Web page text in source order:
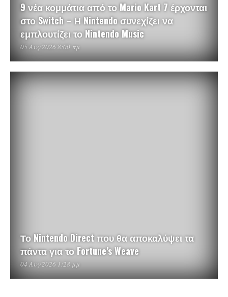
9 νέα κομμάτια από το Mario Kart 7 έρχονται
στο Switch – Η Nintendo συνεχίζει να
εμπλουτίζει το Nintendo Music
05 Αυγ 2026 8:00 πμ
Το Nintendo Direct που θα αποκαλύψει τα
πάντα για το Fortune’s Weave
04 Αυγ 2026 1:28 μμ